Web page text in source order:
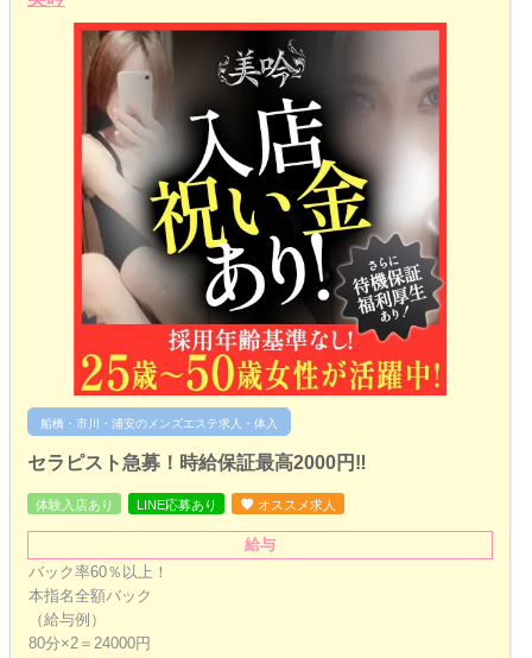
船橋・市川・浦安のメンズエステ求人・体入
セラピスト急募！時給保証最高2000円‼︎
体験入店あり LINE応募あり オススメ求人
給与
バック率60％以上！
本指名全額バック
（給与例）
80分×2＝24000円